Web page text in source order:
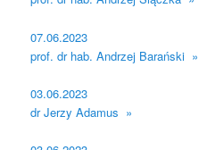
07.06.2023
prof. dr hab. Andrzej Barański »
03.06.2023
dr Jerzy Adamus »